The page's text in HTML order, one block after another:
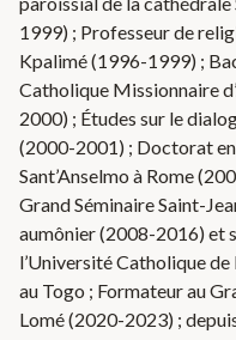
1999) ; Professeur de
Kpalimé (1996-1999) ;
Catholique Missionnaire
2000) ; Études sur le
(2000-2001) ; Doctorat
Sant’Anselmo à Rome
Grand Séminaire Saint-
aumônier (2008-2016) et
l’Université Catholique
au Togo ; Formateur au
Lomé (2020-2023) ;